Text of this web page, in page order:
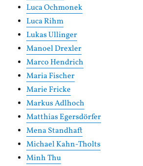
Luca Ochmonek
Luca Rihm
Lukas Ullinger
Manoel Drexler
Marco Hendrich
Maria Fischer
Marie Fricke
Markus Adlhoch
Matthias Egersdörfer
Mena Standhaft
Michael Kahn-Tholts
Minh Thu